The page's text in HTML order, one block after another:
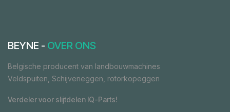
BEYNE - OVER ONS
Belgische producent van landbouwmachines
Veldspuiten, Schijveneggen, rotorkopeggen
Verdeler voor slijtdelen IQ-Parts!